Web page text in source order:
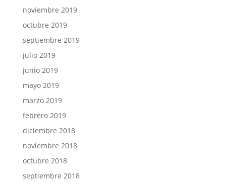
noviembre 2019
octubre 2019
septiembre 2019
julio 2019
junio 2019
mayo 2019
marzo 2019
febrero 2019
diciembre 2018
noviembre 2018
octubre 2018
septiembre 2018